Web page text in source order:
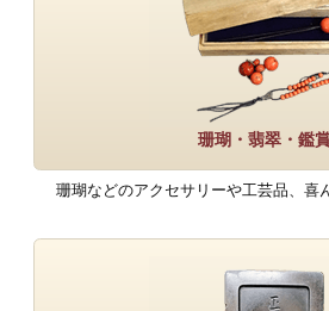
珊瑚・翡翠・鑑
珊瑚などのアクセサリーや工芸品、喜